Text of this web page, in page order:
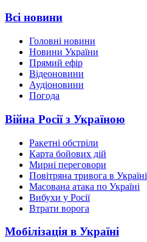
Всі новини
Головні новини
Новини України
Прямий ефір
Відеоновини
Аудіоновини
Погода
Війна Росії з Україною
Ракетні обстріли
Карта бойових дій
Мирні переговори
Повітряна тривога в Україні
Масована атака по Україні
Вибухи у Росії
Втрати ворога
Мобілізація в Україні